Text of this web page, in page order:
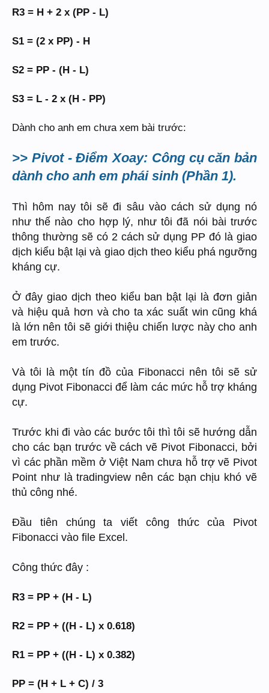
R3 = H + 2 x (PP - L)
S1 = (2 x PP) - H
S2 = PP - (H - L)
S3 = L - 2 x (H - PP)
Dành cho anh em chưa xem bài trước:
>> Pivot - Điểm Xoay: Công cụ căn bản
dành cho anh em phái sinh (Phần 1).
Thì hôm nay tôi sẽ đi sâu vào cách sử dụng nó
như thế nào cho hợp lý, như tôi đã nói bài trước
thông thường sẽ có 2 cách sử dụng PP đó là giao
dịch kiểu bật lại và giao dịch theo kiểu phá ngưỡng
kháng cự.
Ở đây giao dịch theo kiểu ban bật lại là đơn giản
và hiệu quả hơn và cho ta xác suất win cũng khá
là lớn nên tôi sẽ giới thiệu chiến lược này cho anh
em trước.
Và tôi là một tín đồ của Fibonacci nên tôi sẽ sử
dụng Pivot Fibonacci để làm các mức hỗ trợ kháng
cự.
Trước khi đi vào các bước tôi thì tôi sẽ hướng dẫn
cho các bạn trước về cách vẽ Pivot Fibonacci, bởi
vì các phần mềm ở Việt Nam chưa hỗ trợ vẽ Pivot
Point như là tradingview nên các bạn chịu khó vẽ
thủ công nhé.
Đầu tiên chúng ta viết công thức của Pivot
Fibonacci vào file Excel.
Công thức đây :
R3 = PP + (H - L)
R2 = PP + ((H - L) x 0.618)
R1 = PP + ((H - L) x 0.382)
PP = (H + L + C) / 3